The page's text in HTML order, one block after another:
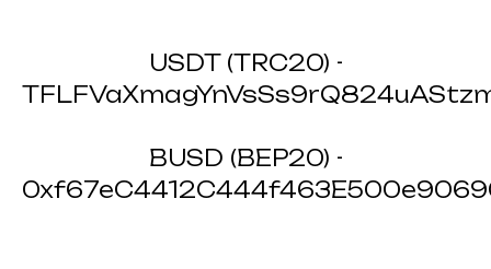
USDT (TRC20) -
BUSD (BEP20) -